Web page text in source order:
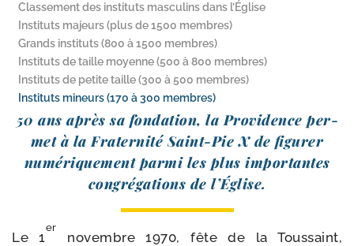
Classement des instituts masculins dans l’Église
Instituts majeurs (plus de 1500 membres)
Grands instituts (800 à 1500 membres)
Instituts de taille moyenne (500 à 800 membres)
Instituts de petite taille (300 à 500 membres)
Instituts mineurs (170 à 300 membres)
50 ans après sa fon­da­tion, la Providence per­
met à la Fraternité Saint-​Pie X de figu­rer
numé­ri­que­ment par­mi les plus impor­tantes
congré­ga­tions de l’Église.
Le 1
er
novembre 1970, fête de la Toussaint,